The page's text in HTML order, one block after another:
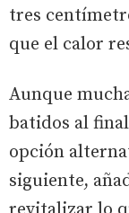
tres
que el calor
Aunque
batidos al
opción
siguiente,